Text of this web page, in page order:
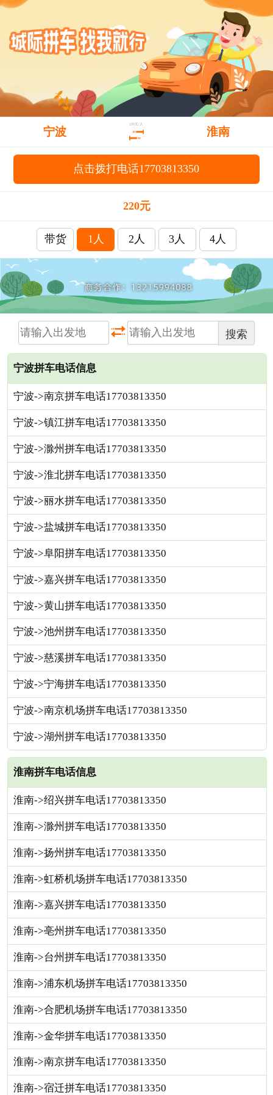
宁波
220元/人
淮南
点击拨打电话17703813350
220元
带货 1人 2人 3人 4人
搜索
宁波拼车电话信息
宁波->南京拼车电话17703813350
宁波->镇江拼车电话17703813350
宁波->滁州拼车电话17703813350
宁波->淮北拼车电话17703813350
宁波->丽水拼车电话17703813350
宁波->盐城拼车电话17703813350
宁波->阜阳拼车电话17703813350
宁波->嘉兴拼车电话17703813350
宁波->黄山拼车电话17703813350
宁波->池州拼车电话17703813350
宁波->慈溪拼车电话17703813350
宁波->宁海拼车电话17703813350
宁波->南京机场拼车电话17703813350
宁波->湖州拼车电话17703813350
淮南拼车电话信息
淮南->绍兴拼车电话17703813350
淮南->滁州拼车电话17703813350
淮南->扬州拼车电话17703813350
淮南->虹桥机场拼车电话17703813350
淮南->嘉兴拼车电话17703813350
淮南->亳州拼车电话17703813350
淮南->台州拼车电话17703813350
淮南->浦东机场拼车电话17703813350
淮南->合肥机场拼车电话17703813350
淮南->金华拼车电话17703813350
淮南->南京拼车电话17703813350
淮南->宿迁拼车电话17703813350